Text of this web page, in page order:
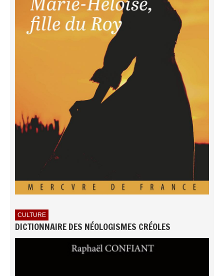
CULTURE
DICTIONNAIRE DES NÉOLOGISMES CRÉOLES